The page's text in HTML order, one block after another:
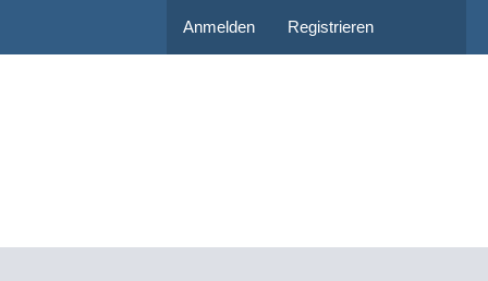
Anmelden Registrieren